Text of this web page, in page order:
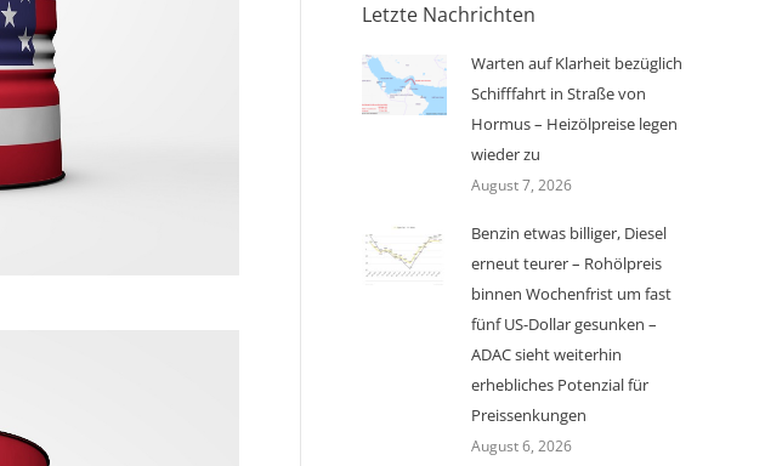
Letzte Nachrichten
Warten auf Klarheit bezüglich
Schifffahrt in Straße von
Hormus – Heizölpreise legen
wieder zu
August 7, 2026
Benzin etwas billiger, Diesel
erneut teurer – Rohölpreis
binnen Wochenfrist um fast
fünf US-Dollar gesunken –
ADAC sieht weiterhin
erhebliches Potenzial für
Preissenkungen
August 6, 2026